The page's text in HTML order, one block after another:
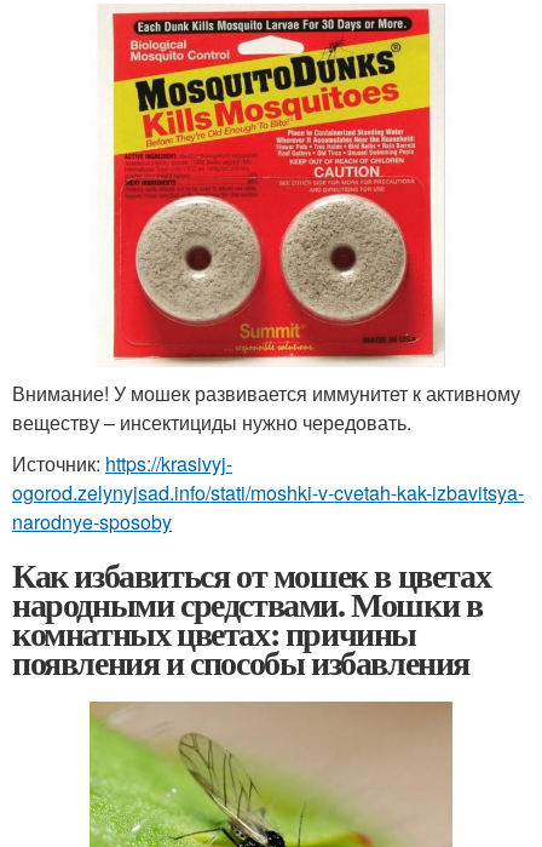
Внимание! У мошек развивается иммунитет к активному
веществу – инсектициды нужно чередовать.
Источник: https://krasivyj-
ogorod.zelynyjsad.info/stati/moshki-v-cvetah-kak-izbavitsya-
narodnye-sposoby
Как избавиться от мошек в цветах
народными средствами. Мошки в
комнатных цветах: причины
появления и способы избавления